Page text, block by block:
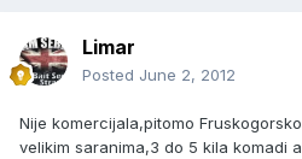
Limar
Posted June 2, 2012
Nije komercijala,pitomo
velikim saranima,3 do 5 kila komadi